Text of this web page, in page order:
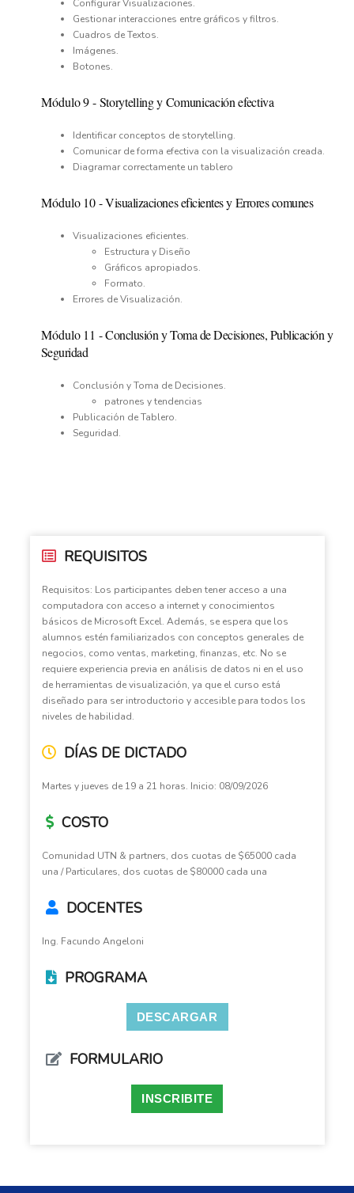
Configurar Visualizaciones.
Gestionar interacciones entre gráficos y filtros.
Cuadros de Textos.
Imágenes.
Botones.
Módulo9- Storytelling y Comunicación efectiva
Identificar conceptos de storytelling.
Comunicar de forma efectiva con la visualización creada.
Diagramar correctamente un tablero
Módulo 10-Visualizaciones eficientes y Errores comunes
Visualizaciones eficientes.
Estructura y Diseño
Gráficos apropiados.
Formato.
Errores de Visualización.
Módulo 11 -Conclusión y Toma de Decisiones, Publicación y
Seguridad
Conclusión y Toma de Decisiones.
patrones y tendencias
Publicación de Tablero.
Seguridad.
REQUISITOS
Requisitos: Los participantes deben tener acceso a una
computadora con acceso a internet y conocimientos
básicos de Microsoft Excel. Además, se espera que los
alumnos estén familiarizados con conceptos generales de
negocios, como ventas, marketing, finanzas, etc. No se
requiere experiencia previa en análisis de datos ni en el uso
de herramientas de visualización, ya que el curso está
diseñado para ser introductorio y accesible para todos los
niveles de habilidad.
DÍAS DE DICTADO
Martes y jueves de 19 a 21 horas. Inicio: 08/09/2026
COSTO
Comunidad UTN & partners, dos cuotas de $65000 cada
una / Particulares, dos cuotas de $80000 cada una
DOCENTES
Ing. Facundo Angeloni
PROGRAMA
DESCARGAR
FORMULARIO
INSCRIBITE